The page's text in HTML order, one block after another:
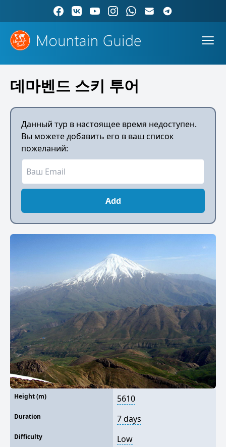
데마벤드 스키 투어
Height (m) 5610
Duration 7 days
Difficulty Low
Данный тур в настоящее время недоступен.
Вы можете добавить его в ваш список
пожеланий:
Add